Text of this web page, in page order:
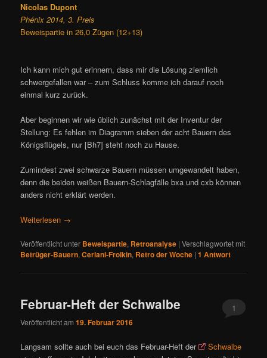
Nicolas Dupont
Phénix 2014, 3. Preis
Beweispartie in 26,0 Zügen (12+13)
Ich kann mich gut erinnern, dass mir die Lösung ziemlich
schwergefallen war – zum Schluss komme ich darauf noch
einmal kurz zurück.
Aber beginnen wir wie üblich zunächst mit der Inventur der
Stellung: Es fehlen im Diagramm sieben der acht Bauern des
Königsflügels, nur [Bh7] steht noch zu Hause.
Zumindest zwei schwarze Bauern müssen umgewandelt haben,
denn die beiden weißen Bauern-Schlagfälle bxa und cxb können
anders nicht erklärt werden.
Weiterlesen →
Veröffentlicht unter Beweispartie, Retroanalyse |Verschlagwortet mit
Betrüger-Bauern,Ceriani-Frolkin, Retro der Woche |1 Antwort
Februar-Heft der Schwalbe
Veröffentlicht am19. Februar 2016
1
Langsam sollte auch bei euch das Februar-Heft der
Schwalbe